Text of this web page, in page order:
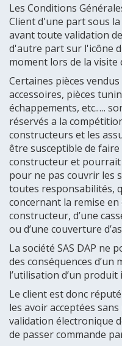
Les Conditions
Client d'une part sous
avant toute validation
d'autre part sur l'icône
moment lors de la visite
Certaines pièces vendus
accessoires, pièces
échappements, etc.….
réservés a la
constructeurs et les
être susceptible de
constructeur et pourrait
pour ne pas couvrir les
toutes responsabilités,
concernant la remise en
constructeur, d’une
ou d’une couverture
La société SAS DAP ne
des conséquences d’un
l’utilisation d’un
Le client est donc
les avoir acceptées
validation électronique
de passer commande